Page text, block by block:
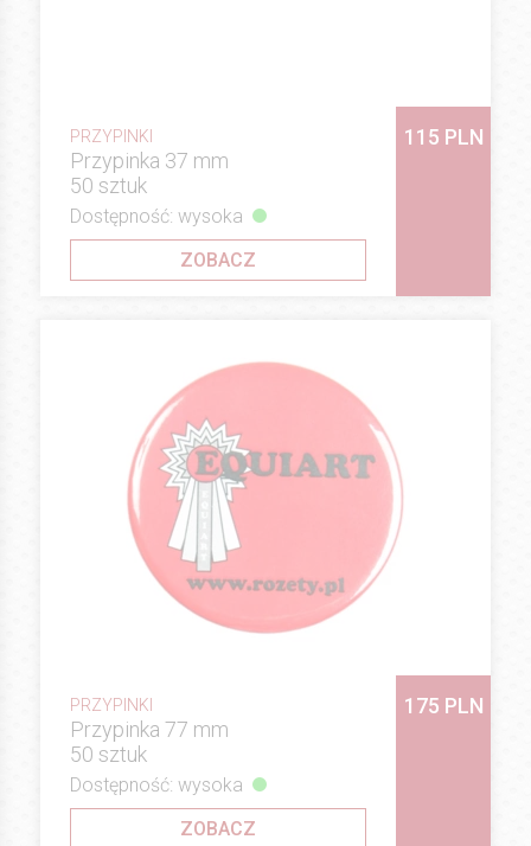
PRZYPINKI
Przypinka 37 mm
50 sztuk
115 PLN
Dostępność: wysoka
ZOBACZ
PRZYPINKI
Przypinka 77 mm
50 sztuk
175 PLN
Dostępność: wysoka
ZOBACZ